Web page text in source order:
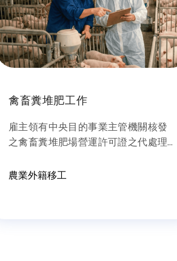
禽畜糞堆肥工作
雇主領有中央目的事業主管機關核發
之禽畜糞堆肥場營運許可證之代處理
及再利用、操作搬運及其他相關體力
農業外籍移工